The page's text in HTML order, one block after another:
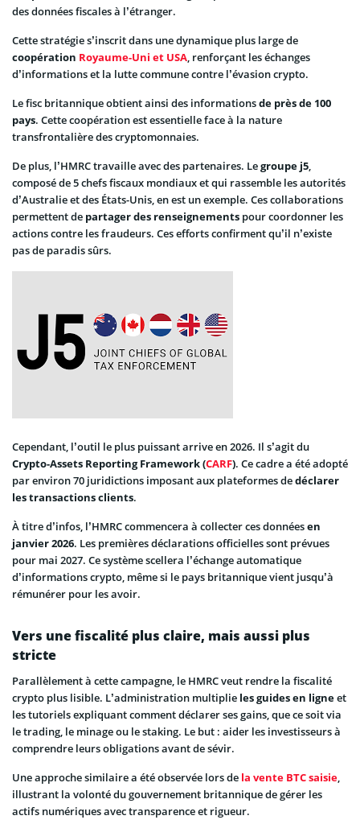
des données fiscales à l’étranger.
Cette stratégie s’inscrit dans une dynamique plus large de
coopération Royaume-Uni et USA, renforçant les échanges
d’informations et la lutte commune contre l’évasion crypto.
Le fisc britannique obtient ainsi des informationsde près de 100
pays. Cette coopération est essentielle face à la nature
transfrontalière des cryptomonnaies.
De plus, l’HMRC travaille avec des partenaires. Legroupe j5,
composé de 5 chefs fiscaux mondiaux et qui rassemble les autorités
d’Australie et des États-Unis, en est un exemple. Ces collaborations
permettent de partager des renseignements pour coordonner les
actions contre les fraudeurs. Ces efforts confirment qu’il n’existe
pas de paradis sûrs.
Cependant, l’outil le plus puissant arrive en 2026. Il s’agit du
Crypto-Assets Reporting Framework (CARF). Ce cadre a été adopté
par environ 70 juridictions imposant aux plateformes dedéclarer
les transactions clients.
À titre d’infos, l’HMRC commencera à collecter ces donnéesen
janvier 2026. Les premières déclarations officielles sont prévues
pour mai 2027. Ce système scellera l’échange automatique
d’informations crypto, même si le pays britannique vient jusqu’à
rémunérer pour les avoir.
Vers une fiscalité plus claire, mais aussi plus
stricte
Parallèlement à cette campagne, le HMRC veut rendre la fiscalité
crypto plus lisible. L’administration multiplie les guides en ligneet
les tutoriels expliquant comment déclarer ses gains, que ce soit via
le trading, le minage ou le staking. Le but : aider les investisseurs à
comprendre leurs obligations avant de sévir.
Une approche similaire a été observée lors de la vente BTC saisie,
illustrant la volonté du gouvernement britannique de gérer les
actifs numériques avec transparence et rigueur.